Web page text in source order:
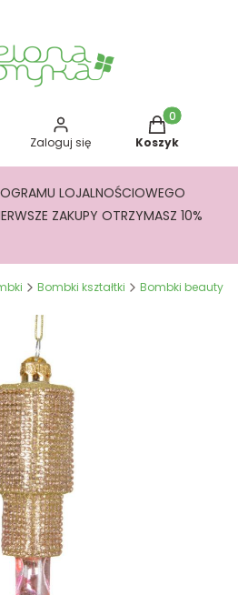
wyszukiwarkę
Zaloguj się
Produkty w
Koszyk
LOJALNOŚCIOWEGO
ZAKUPY OTRZYMASZ 10%
Bombki kształtki Bombki beauty